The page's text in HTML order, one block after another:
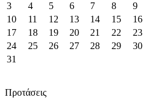
3
4 5 6 7 8
9
10
11 12 13 14 15
16
17
18 19 20 21 22
23
24
25 26 27 28 29
30
31
Προτάσεις